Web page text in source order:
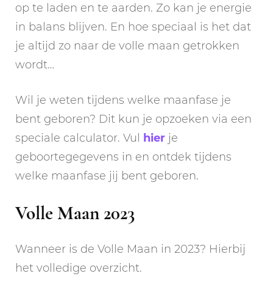
op te laden en te aarden. Zo kan je energie
in balans blijven. En hoe speciaal is het dat
je altijd zo naar de volle maan getrokken
wordt…
Wil je weten tijdens welke maanfase je
bent geboren? Dit kun je opzoeken via een
speciale calculator. Vul
hier je
geboortegegevens in en ontdek tijdens
welke maanfase jij bent geboren.
Volle Maan 2023
Wanneer is de Volle Maan in 2023? Hierbij
het volledige overzicht.